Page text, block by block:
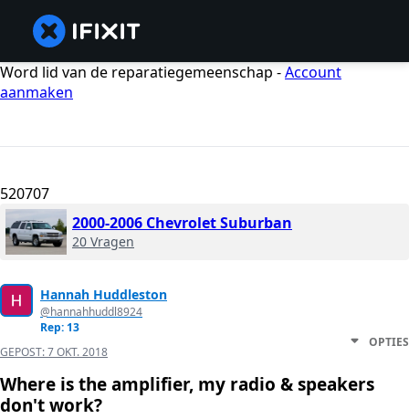
Word lid van de reparatiegemeenschap -Account
aanmaken
520707
2000-2006 Chevrolet Suburban
20 Vragen
Hannah Huddleston
@hannahhuddl8924
Rep: 13
GEPOST:7 OKT. 2018
OPTIES
Where is the amplifier, my radio & speakers
don't work?